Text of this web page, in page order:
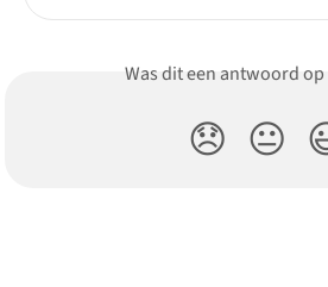
Was dit een antwoord op
😞 😐